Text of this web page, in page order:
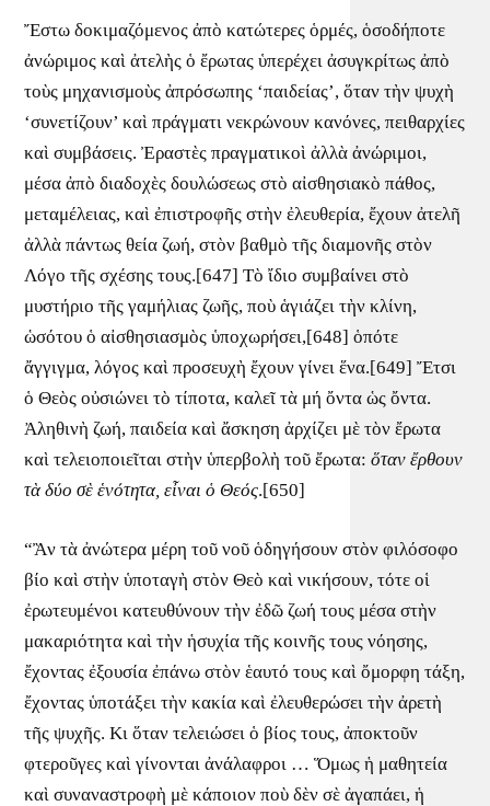
Ἔστω δοκιμαζόμενος ἀπὸ κατώτερες ὁρμές, ὁσοδήποτε
ἀνώριμος καὶ ἀτελὴς ὁ ἔρωτας ὑπερέχει ἀσυγκρίτως ἀπὸ
τοὺς μηχανισμοὺς ἀπρόσωπης ‘παιδείας’, ὅταν τὴν ψυχὴ
‘συνετίζουν’ καὶ πράγματι νεκρώνουν κανόνες, πειθαρχίες
καὶ συμβάσεις. Ἐραστὲς πραγματικοὶ ἀλλὰ ἀνώριμοι,
μέσα ἀπὸ διαδοχὲς δουλώσεως στὸ αἰσθησιακὸ πάθος,
μεταμέλειας, καὶ ἐπιστροφῆς στὴν ἐλευθερία, ἔχουν ἀτελῆ
ἀλλὰ πάντως θεία ζωή, στὸν βαθμὸ τῆς διαμονῆς στὸν
Λόγο τῆς σχέσης τους.[647] Τὸ ἴδιο συμβαίνει στὸ
μυστήριο τῆς γαμήλιας ζωῆς, ποὺ ἁγιάζει τὴν κλίνη,
ὡσότου ὁ αἰσθησιασμὸς ὑποχωρήσει,[648] ὁπότε
ἄγγιγμα, λόγος καὶ προσευχὴ ἔχουν γίνει ἕνα.[649] Ἔτσι
ὁ Θεὸς οὐσιώνει τὸ τίποτα, καλεῖ τὰ μή ὄντα ὡς ὄντα.
Ἀληθινὴ ζωή, παιδεία καὶ ἄσκηση ἀρχίζει μὲ τὸν ἔρωτα
καὶ τελειοποιεῖται στὴν ὑπερβολὴ τοῦ ἔρωτα:ὅταν ἔρθουν
τὰ δύο σὲ ἑνότητα, εἶναι ὁ Θεός.[650]
“Ἂν τὰ ἀνώτερα μέρη τοῦ νοῦ ὁδηγήσουν στὸν φιλόσοφο
βίο καὶ στὴν ὑποταγὴ στὸν Θεὸ καὶ νικήσουν, τότε οἱ
ἐρωτευμένοι κατευθύνουν τὴν ἐδῶ ζωή τους μέσα στὴν
μακαριότητα καὶ τὴν ἡσυχία τῆς κοινῆς τους νόησης,
ἔχοντας ἐξουσία ἐπάνω στὸν ἑαυτό τους καὶ ὄμορφη τάξη,
ἔχοντας ὑποτάξει τὴν κακία καὶ ἐλευθερώσει τὴν ἀρετὴ
τῆς ψυχῆς. Κι ὅταν τελειώσει ὁ βίος τους, ἀποκτοῦν
φτεροῦγες καὶ γίνονται ἀνάλαφροι … Ὅμως ἡ μαθητεία
καὶ συναναστροφὴ μὲ κάποιον ποὺ δὲν σὲ ἀγαπάει, ἡ